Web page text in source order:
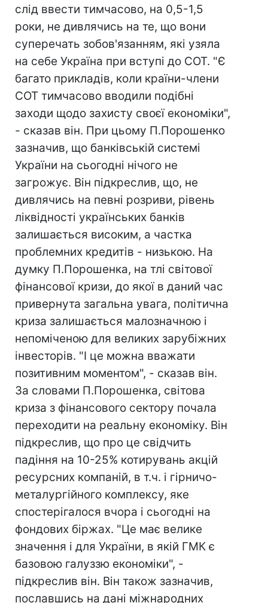
слід ввести тимчасово, на 0,5-1,5
роки, не дивлячись на те, що вони
суперечать зобов'язанням, які узяла
на себе Україна при вступі до СОТ. "Є
багато прикладів, коли країни-члени
СОТ тимчасово вводили подібні
заходи щодо захисту своєї економіки",
- сказав він. При цьому П.Порошенко
зазначив, що банківській системі
України на сьогодні нічого не
загрожує. Він підкреслив, що, не
дивлячись на певні розриви, рівень
ліквідності українських банків
залишається високим, а частка
проблемних кредитів - низькою. На
думку П.Порошенка, на тлі світової
фінансової кризи, до якої в даний час
привернута загальна увага, політична
криза залишається малозначною і
непоміченою для великих зарубіжних
інвесторів. "І це можна вважати
позитивним моментом", - сказав він.
За словами П.Порошенка, світова
криза з фінансового сектору почала
переходити на реальну економіку. Він
підкреслив, що про це свідчить
падіння на 10-25% котирувань акцій
ресурсних компаній, в т.ч. і гірничо-
металургійного комплексу, яке
спостерігалося вчора і сьогодні на
фондових біржах. "Це має велике
значення і для України, в якій ГМК є
базовою галуззю економіки", -
підкреслив він. Він також зазначив,
пославшись на дані міжнародних